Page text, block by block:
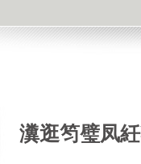
瀵逛笉璧凤